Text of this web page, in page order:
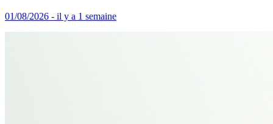
01/08/2026 - il y a 1 semaine